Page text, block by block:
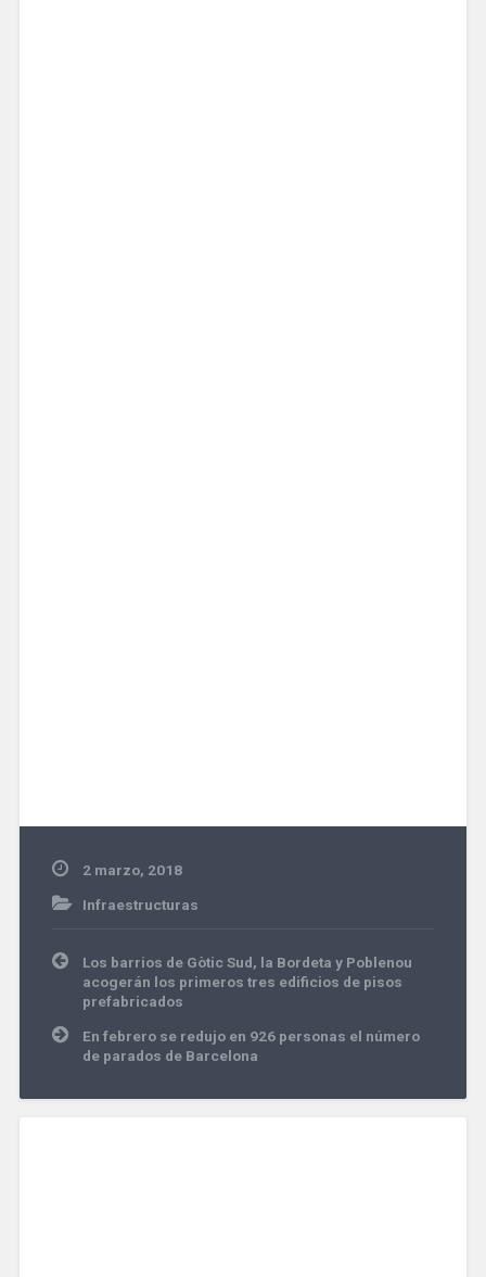
2 marzo, 2018
Infraestructuras
Navegación
de
entradas
Los barrios de Gòtic Sud, la Bordeta y Poblenou
acogerán los primeros tres edificios de pisos
prefabricados
En febrero se redujo en 926 personas el número
de parados de Barcelona